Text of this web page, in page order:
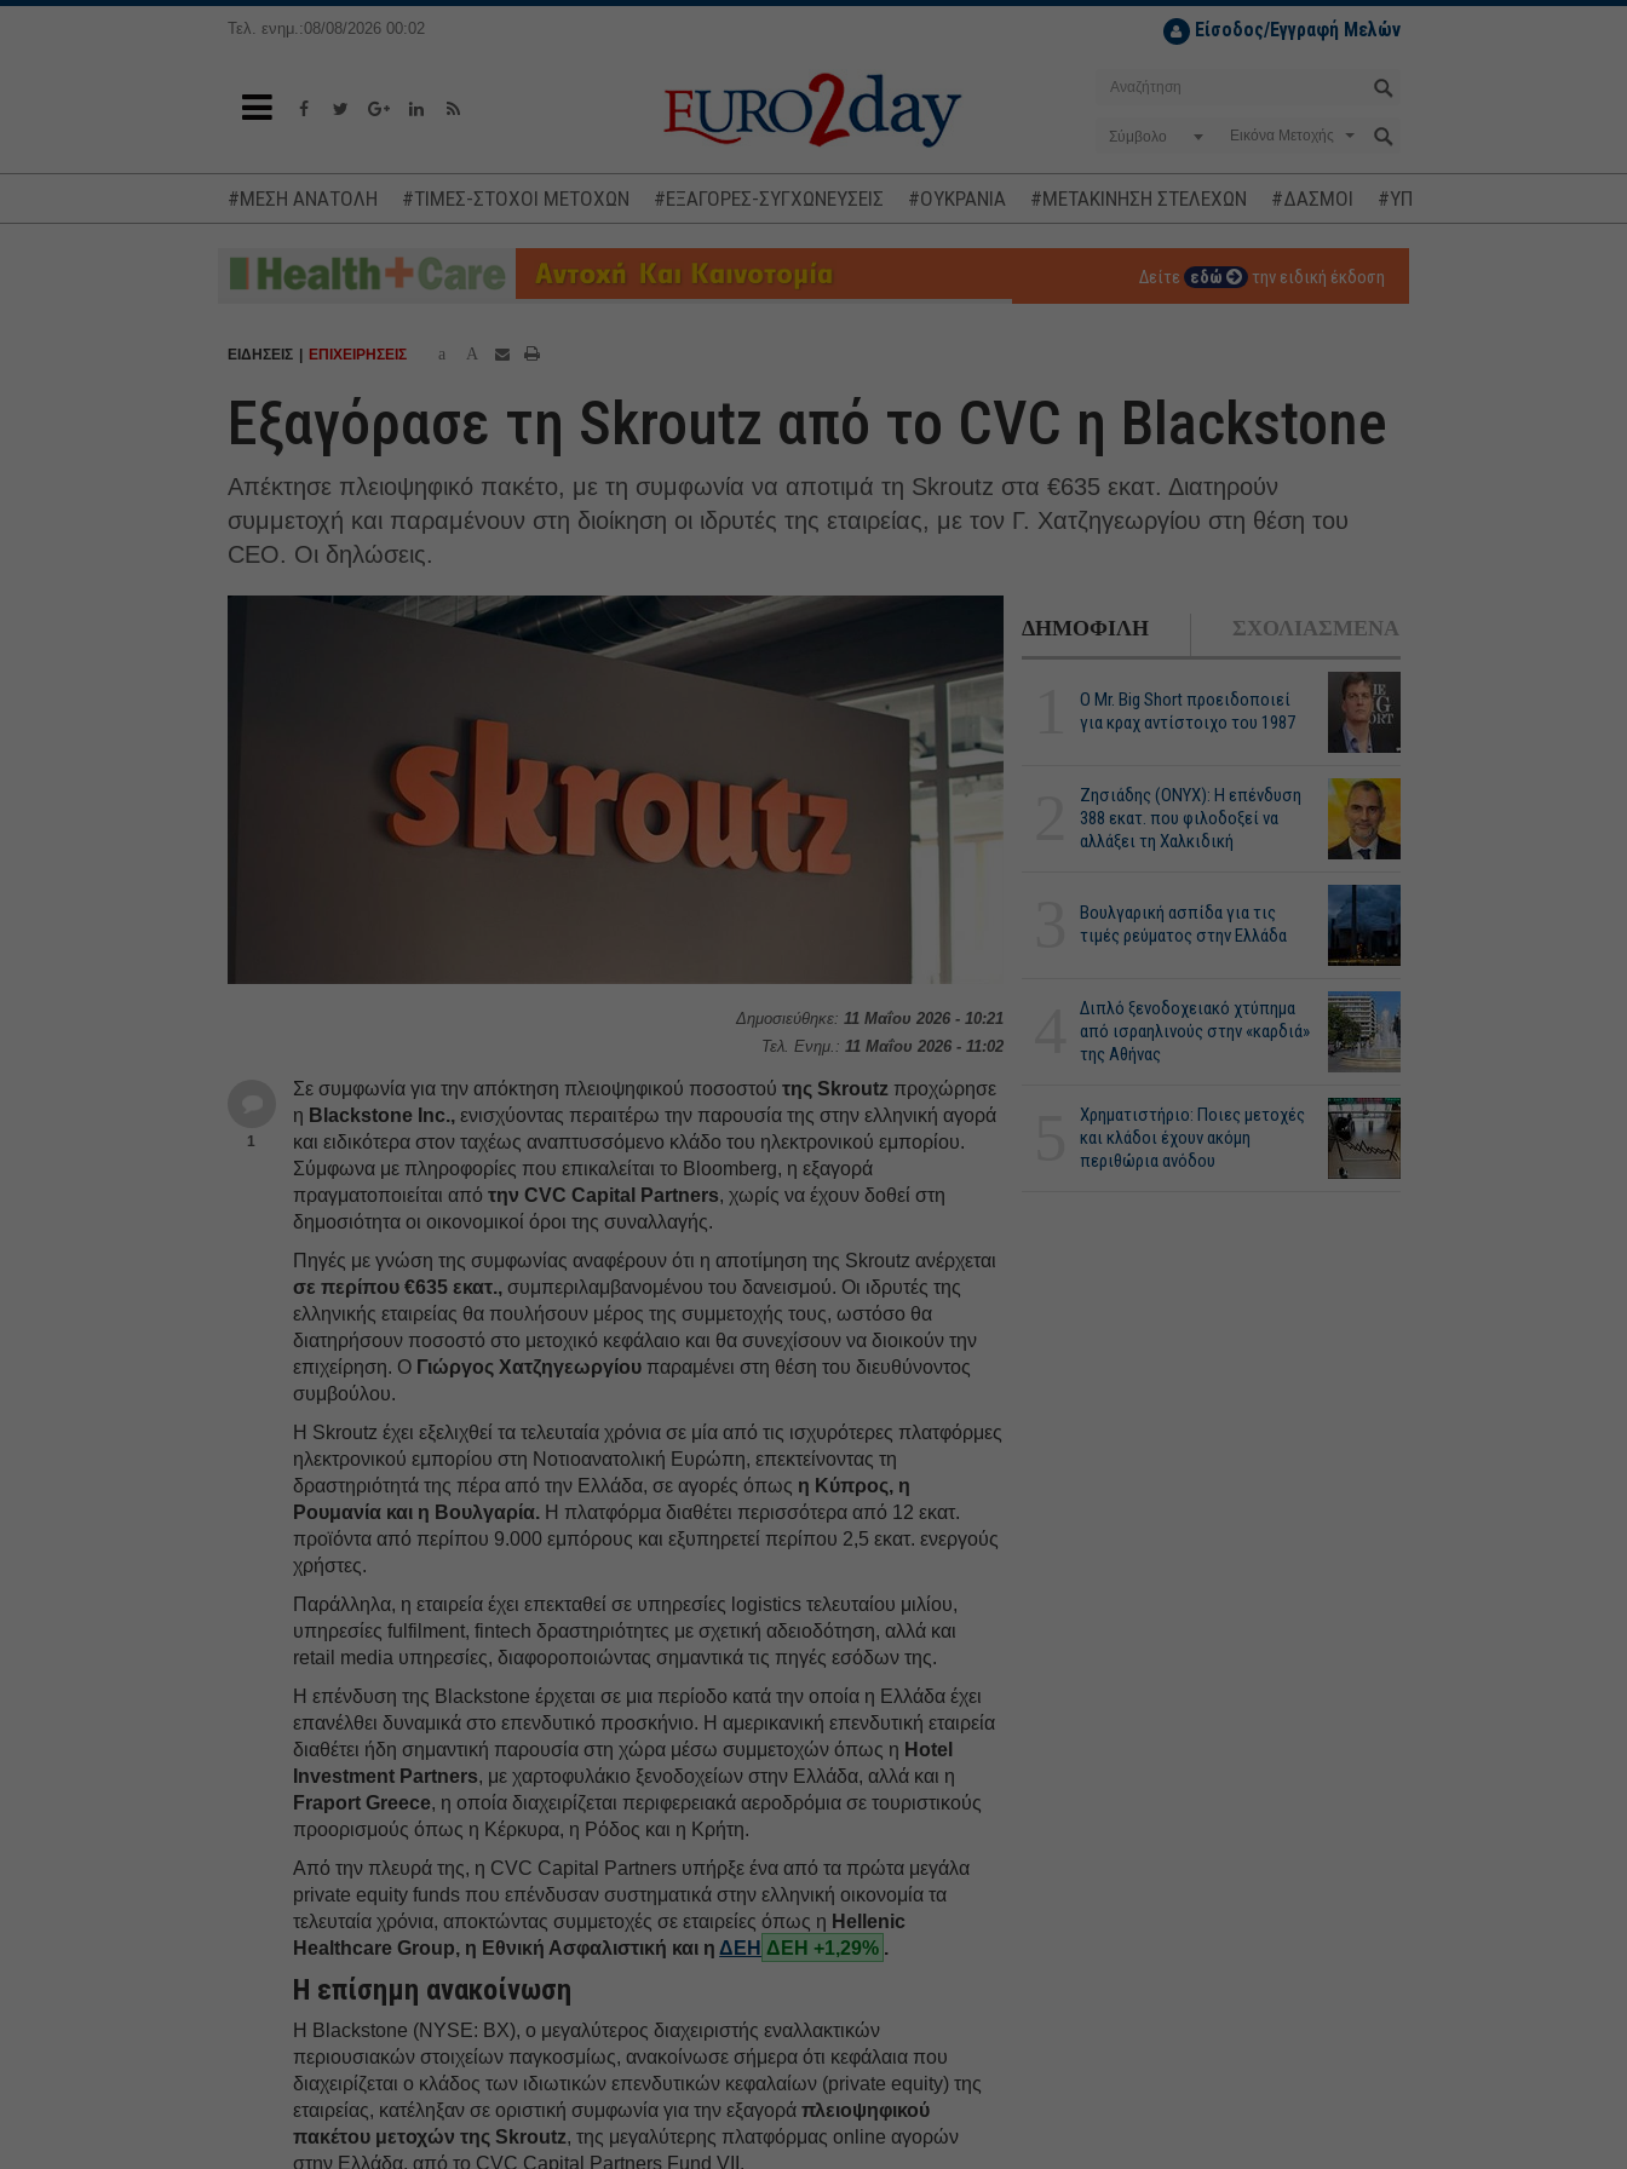
Τελ. ενημ.:08/08/2026 00:02 Είσοδος/Εγγραφή Μελών
Σύμβολο
#ΜΕΣΗ ΑΝΑΤΟΛΗ #ΤΙΜΕΣ-ΣΤΟΧΟΙ ΜΕΤΟΧΩΝ #ΕΞΑΓΟΡΕΣ-ΣΥΓΧΩΝΕΥΣΕΙΣ #ΟΥΚΡΑΝΙΑ #ΜΕΤΑΚΙΝΗΣΗ ΣΤΕΛΕΧΩΝ #ΔΑΣΜΟΙ #ΥΠΟΚΛΟΠΕΣ
Δείτε εδώ την ειδική έκδοση
ΕΙΔΗΣΕΙΣ ΕΠΙΧΕΙΡΗΣΕΙΣ a A
Εξαγόρασε τη Skroutz από το CVC η Blackstone
Απέκτησε πλειοψηφικό πακέτο, με τη συμφωνία να αποτιμά τη Skroutz στα €635 εκατ. Διατηρούν
συμμετοχή και παραμένουν στη διοίκηση οι ιδρυτές της εταιρείας, με τον Γ. Χατζηγεωργίου στη θέση του
CEO. Οι δηλώσεις.
Δημοσιεύθηκε: 11 Μαΐου 2026 - 10:21
Τελ. Ενημ.: 11 Μαΐου 2026 - 11:02
1
Σε συμφωνία για την απόκτηση πλειοψηφικού ποσοστούτης Skroutz προχώρησε
η Blackstone Inc., ενισχύοντας περαιτέρω την παρουσία της στην ελληνική αγορά
και ειδικότερα στον ταχέως αναπτυσσόμενο κλάδο του ηλεκτρονικού εμπορίου.
Σύμφωνα με πληροφορίες που επικαλείται το Bloomberg, η εξαγορά
πραγματοποιείται απότην CVC Capital Partners, χωρίς να έχουν δοθεί στη
δημοσιότητα οι οικονομικοί όροι της συναλλαγής.
Πηγές με γνώση της συμφωνίας αναφέρουν ότι η αποτίμηση της Skroutz ανέρχεται
σε περίπου €635 εκατ., συμπεριλαμβανομένου του δανεισμού. Οι ιδρυτές της
ελληνικής εταιρείας θα πουλήσουν μέρος της συμμετοχής τους, ωστόσο θα
διατηρήσουν ποσοστό στο μετοχικό κεφάλαιο και θα συνεχίσουν να διοικούν την
επιχείρηση. Ο Γιώργος Χατζηγεωργίου παραμένει στη θέση του διευθύνοντος
συμβούλου.
Η Skroutz έχει εξελιχθεί τα τελευταία χρόνια σε μία από τις ισχυρότερες πλατφόρμες
ηλεκτρονικού εμπορίου στη Νοτιοανατολική Ευρώπη, επεκτείνοντας τη
δραστηριότητά της πέρα από την Ελλάδα, σε αγορές όπως η Κύπρος, η
Ρουμανία και η Βουλγαρία. Η πλατφόρμα διαθέτει περισσότερα από 12 εκατ.
προϊόντα από περίπου 9.000 εμπόρους και εξυπηρετεί περίπου 2,5 εκατ. ενεργούς
χρήστες.
Παράλληλα, η εταιρεία έχει επεκταθεί σε υπηρεσίες logistics τελευταίου μιλίου,
υπηρεσίες fulfilment, fintech δραστηριότητες με σχετική αδειοδότηση, αλλά και
retail media υπηρεσίες, διαφοροποιώντας σημαντικά τις πηγές εσόδων της.
Η επένδυση της Blackstone έρχεται σε μια περίοδο κατά την οποία η Ελλάδα έχει
επανέλθει δυναμικά στο επενδυτικό προσκήνιο. Η αμερικανική επενδυτική εταιρεία
διαθέτει ήδη σημαντική παρουσία στη χώρα μέσω συμμετοχών όπως η Hotel
Investment Partners, με χαρτοφυλάκιο ξενοδοχείων στην Ελλάδα, αλλά και η
Fraport Greece, η οποία διαχειρίζεται περιφερειακά αεροδρόμια σε τουριστικούς
προορισμούς όπως η Κέρκυρα, η Ρόδος και η Κρήτη.
Από την πλευρά της, η CVC Capital Partners υπήρξε ένα από τα πρώτα μεγάλα
private equity funds που επένδυσαν συστηματικά στην ελληνική οικονομία τα
τελευταία χρόνια, αποκτώντας συμμετοχές σε εταιρείες όπως η Hellenic
Healthcare Group, η Εθνική Ασφαλιστική και ηΔΕΗ ΔΕΗ +1,29% .
Η επίσημη ανακοίνωση
Η Blackstone (NYSE: BX), ο μεγαλύτερος διαχειριστής εναλλακτικών
περιουσιακών στοιχείων παγκοσμίως, ανακοίνωσε σήμερα ότι κεφάλαια που
διαχειρίζεται ο κλάδος των ιδιωτικών επενδυτικών κεφαλαίων (private equity) της
εταιρείας, κατέληξαν σε οριστική συμφωνία για την εξαγοράπλειοψηφικού
πακέτου μετοχών της Skroutz, της μεγαλύτερης πλατφόρμας online αγορών
στην Ελλάδα, από το CVC Capital Partners Fund VII.
ΔΗΜΟΦΙΛΗ ΣΧΟΛΙΑΣΜΕΝΑ
O Mr. Big Short προειδοποιεί
για κραχ αντίστοιχο του 1987
Ζησιάδης (ONYX): Η επένδυση
388 εκατ. που φιλοδοξεί να
αλλάξει τη Χαλκιδική
Βουλγαρική ασπίδα για τις
τιμές ρεύματος στην Ελλάδα
Διπλό ξενοδοχειακό χτύπημα
από ισραηλινούς στην «καρδιά»
της Αθήνας
Χρηματιστήριο: Ποιες μετοχές
και κλάδοι έχουν ακόμη
περιθώρια ανόδου